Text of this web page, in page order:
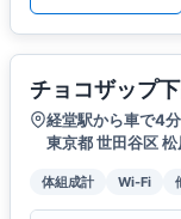
チョコザップ
経堂駅から車で4分
東京都 世田谷区
体組成計 Wi-Fi